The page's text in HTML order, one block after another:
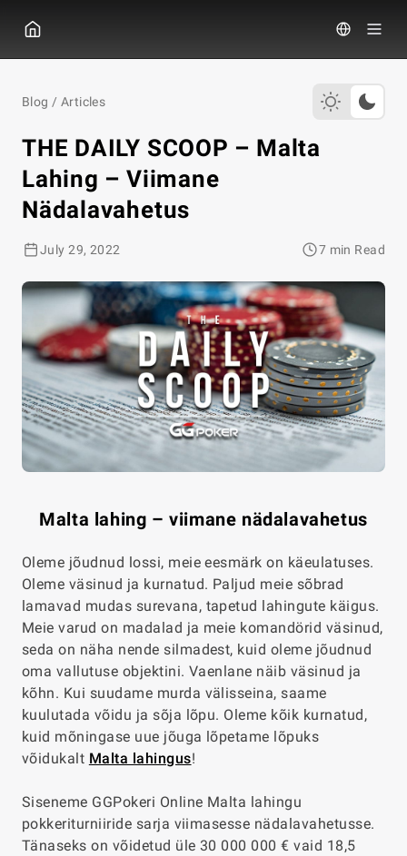
Blog / Articles
THE DAILY SCOOP – Malta
Lahing – Viimane
Nädalavahetus
July 29, 2022 7 min Read
Malta lahing – viimane nädalavahetus
Oleme jõudnud lossi, meie eesmärk on käeulatuses.
Oleme väsinud ja kurnatud. Paljud meie sõbrad
lamavad mudas surevana, tapetud lahingute käigus.
Meie varud on madalad ja meie komandörid väsinud,
seda on näha nende silmadest, kuid oleme jõudnud
oma vallutuse objektini. Vaenlane näib väsinud ja
kõhn. Kui suudame murda välisseina, saame
kuulutada võidu ja sõja lõpu. Oleme kõik kurnatud,
kuid mõningase uue jõuga lõpetame lõpuks
võidukalt Malta lahingus!
Siseneme GGPokeri Online Malta lahingu
pokkeriturniiride sarja viimasesse nädalavahetusse.
Tänaseks on võidetud üle 30 000 000 € vaid 18,5